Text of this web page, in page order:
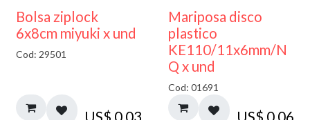
¡NUEVO!
Bolsa ziplock
6x8cm miyuki x und
Cod: 29501
Mariposa disco
plastico
KE110/11x6mm/N
Q x und
Cod: 01691